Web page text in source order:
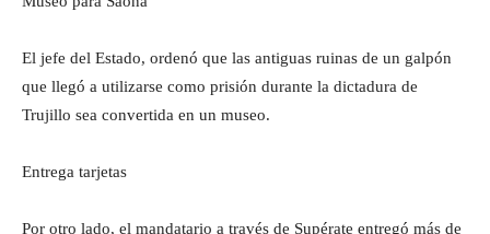
El jefe del Estado, ordenó que las antiguas ruinas de un galpón
que llegó a utilizarse como prisión durante la dictadura de
Trujillo sea convertida en un museo.
Entrega tarjetas
Por otro lado, el mandatario a través de Supérate entregó más de